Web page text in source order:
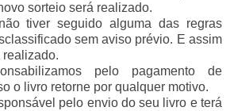
sorteio será realizado.
tiver seguido alguma das regras
sem aviso prévio. E assim
realizado.
pelo pagamento de
o livro retorne por qualquer motivo.
pelo envio do seu livro e terá